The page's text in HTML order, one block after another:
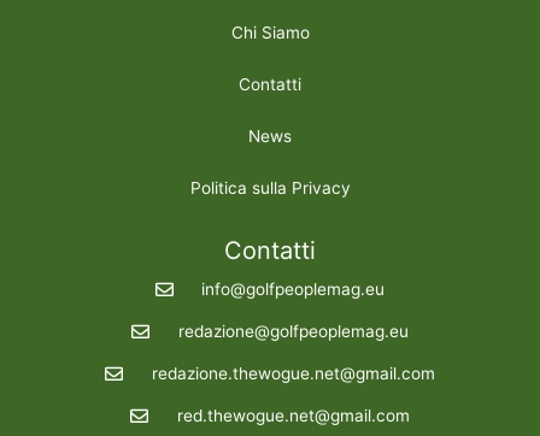
Chi Siamo
Contatti
News
Politica sulla Privacy
Contatti
info@golfpeoplemag.eu
redazione@golfpeoplemag.eu
redazione.thewogue.net@gmail.com
red.thewogue.net@gmail.com